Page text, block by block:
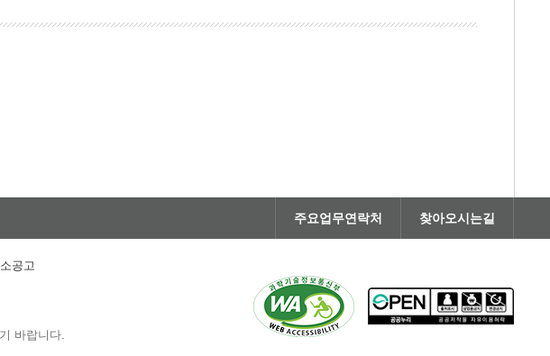
주요업무연락처 찾아오시는길
공고
바랍니다.